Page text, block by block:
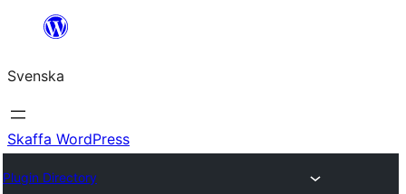
Hoppa
innehåll
Svenska
Skaffa WordPress
Plugin Directory